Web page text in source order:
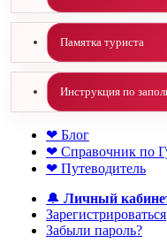
Памятка туриста
Инструкция по
❤ Блог
❤ Справочник по
❤ Путеводитель
🔔 Личный
Зарегистрироваться
Забыли пароль?